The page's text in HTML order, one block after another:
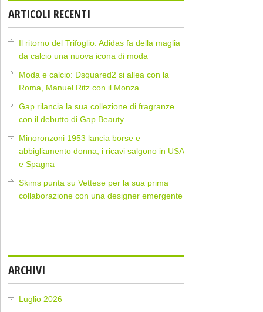
ARTICOLI RECENTI
Il ritorno del Trifoglio: Adidas fa della maglia
da calcio una nuova icona di moda
Moda e calcio: Dsquared2 si allea con la
Roma, Manuel Ritz con il Monza
Gap rilancia la sua collezione di fragranze
con il debutto di Gap Beauty
Minoronzoni 1953 lancia borse e
abbigliamento donna, i ricavi salgono in USA
e Spagna
Skims punta su Vettese per la sua prima
collaborazione con una designer emergente
ARCHIVI
Luglio 2026